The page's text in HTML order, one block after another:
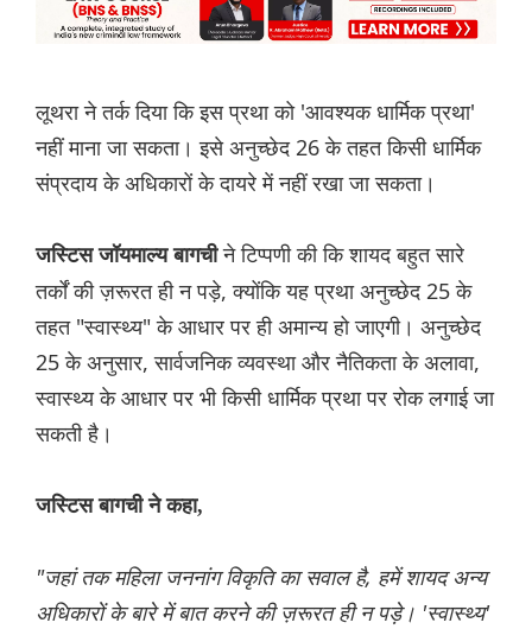
लूथरा ने तर्क दिया कि इस प्रथा को 'आवश्यक धार्मिक प्रथा'
नहीं माना जा सकता। इसे अनुच्छेद 26 के तहत किसी धार्मिक
संप्रदाय के अधिकारों के दायरे में नहीं रखा जा सकता।
जस्टिस जॉयमाल्य बागचीने टिप्पणी की कि शायद बहुत सारे
तर्कों की ज़रूरत ही न पड़े, क्योंकि यह प्रथा अनुच्छेद 25 के
तहत "स्वास्थ्य" के आधार पर ही अमान्य हो जाएगी। अनुच्छेद
25 के अनुसार, सार्वजनिक व्यवस्था और नैतिकता के अलावा,
स्वास्थ्य के आधार पर भी किसी धार्मिक प्रथा पर रोक लगाई जा
सकती है।
जस्टिस बागची ने कहा,
"जहां तक ​​महिला जननांग विकृति का सवाल है, हमें शायद अन्य
अधिकारों के बारे में बात करने की ज़रूरत ही न पड़े। 'स्वास्थ्य'